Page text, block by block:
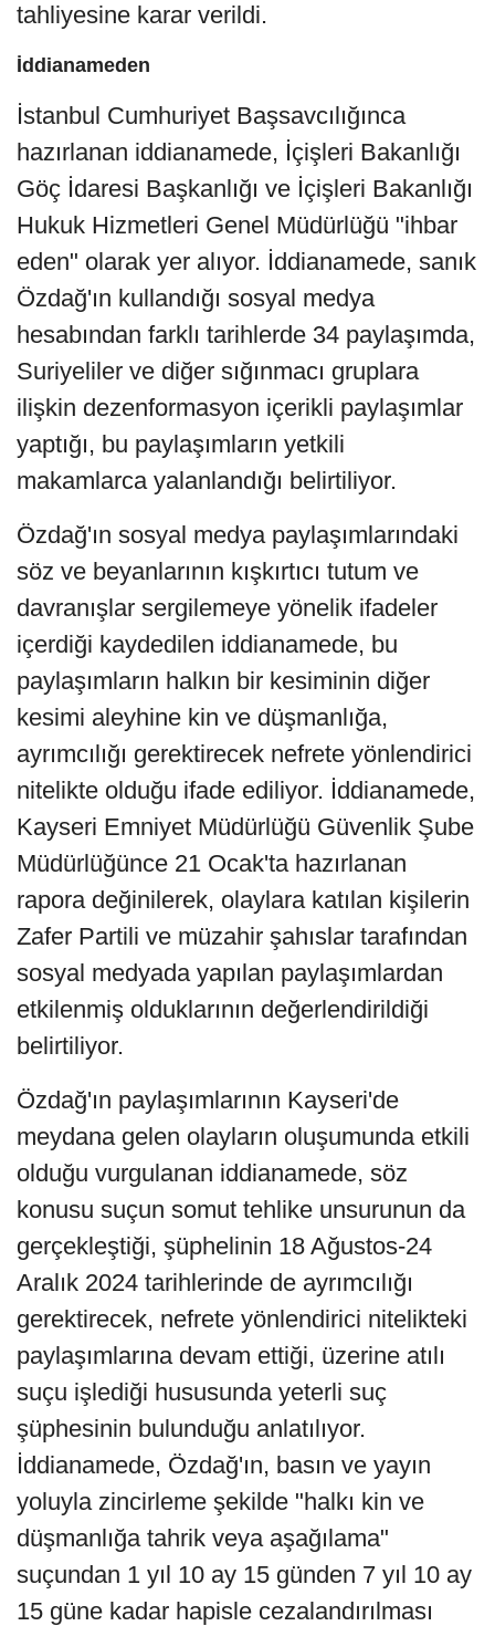
tahliyesine karar verildi.
İddianameden
İstanbul Cumhuriyet Başsavcılığınca
hazırlanan iddianamede, İçişleri Bakanlığı
Göç İdaresi Başkanlığı ve İçişleri Bakanlığı
Hukuk Hizmetleri Genel Müdürlüğü "ihbar
eden" olarak yer alıyor. İddianamede, sanık
Özdağ'ın kullandığı sosyal medya
hesabından farklı tarihlerde 34 paylaşımda,
Suriyeliler ve diğer sığınmacı gruplara
ilişkin dezenformasyon içerikli paylaşımlar
yaptığı, bu paylaşımların yetkili
makamlarca yalanlandığı belirtiliyor.
Özdağ'ın sosyal medya paylaşımlarındaki
söz ve beyanlarının kışkırtıcı tutum ve
davranışlar sergilemeye yönelik ifadeler
içerdiği kaydedilen iddianamede, bu
paylaşımların halkın bir kesiminin diğer
kesimi aleyhine kin ve düşmanlığa,
ayrımcılığı gerektirecek nefrete yönlendirici
nitelikte olduğu ifade ediliyor. İddianamede,
Kayseri Emniyet Müdürlüğü Güvenlik Şube
Müdürlüğünce 21 Ocak'ta hazırlanan
rapora değinilerek, olaylara katılan kişilerin
Zafer Partili ve müzahir şahıslar tarafından
sosyal medyada yapılan paylaşımlardan
etkilenmiş olduklarının değerlendirildiği
belirtiliyor.
Özdağ'ın paylaşımlarının Kayseri'de
meydana gelen olayların oluşumunda etkili
olduğu vurgulanan iddianamede, söz
konusu suçun somut tehlike unsurunun da
gerçekleştiği, şüphelinin 18 Ağustos-24
Aralık 2024 tarihlerinde de ayrımcılığı
gerektirecek, nefrete yönlendirici nitelikteki
paylaşımlarına devam ettiği, üzerine atılı
suçu işlediği hususunda yeterli suç
şüphesinin bulunduğu anlatılıyor.
İddianamede, Özdağ'ın, basın ve yayın
yoluyla zincirleme şekilde "halkı kin ve
düşmanlığa tahrik veya aşağılama"
suçundan 1 yıl 10 ay 15 günden 7 yıl 10 ay
15 güne kadar hapisle cezalandırılması